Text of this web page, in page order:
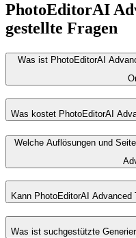
PhotoEditorAI
gestellte Fragen
Was ist PhotoEditorAI
Was kostet PhotoEditorAI
Welche Auflösungen und
Kann PhotoEditorAI
Was ist suchgestützte